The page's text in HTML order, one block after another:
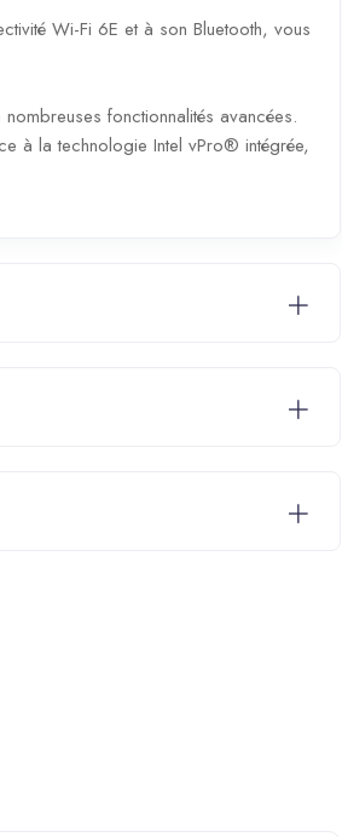
Wi-Fi 6E et à son Bluetooth, vous
fonctionnalités avancées.
à la technologie Intel vPro® intégrée,